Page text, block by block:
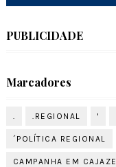
PUBLICIDADE
Marcadores
. .REGIONAL '
´POLÍTICA REGIONAL
CAMPANHA EM